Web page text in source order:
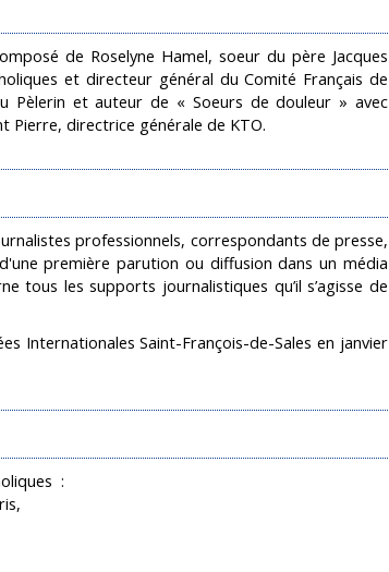
de Roselyne Hamel, soeur du père Jacques
et directeur général du Comité Français de
Pèlerin et auteur de « Soeurs de douleur » avec
Pierre, directrice générale de KTO.
professionnels, correspondants de presse,
première parution ou diffusion dans un média
tous les supports journalistiques qu’il s’agisse de
Internationales Saint-François-de-Sales en janvier
: